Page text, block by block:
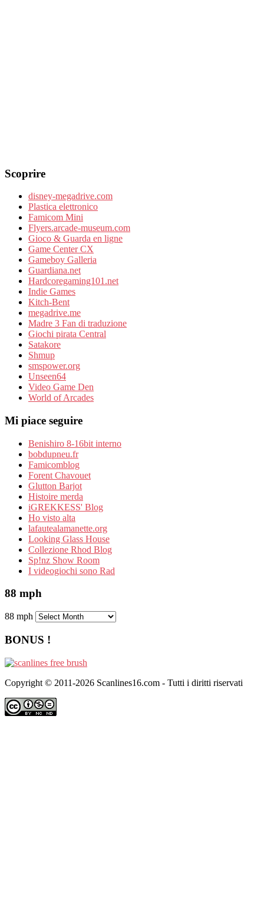
Scoprire
disney-megadrive.com
Plastica elettronico
Famicom Mini
Flyers.arcade-museum.com
Gioco & Guarda en ligne
Game Center CX
Gameboy Galleria
Guardiana.net
Hardcoregaming101.net
Indie Games
Kitch-Bent
megadrive.me
Madre 3 Fan di traduzione
Giochi pirata Central
Satakore
Shmup
smspower.org
Unseen64
Video Game Den
World of Arcades
Mi piace seguire
Benishiro 8-16bit interno
bobdupneu.fr
Famicomblog
Forent Chavouet
Glutton Barjot
Histoire merda
iGREKKESS' Blog
Ho visto alta
lafautealamanette.org
Looking Glass House
Collezione Rhod Blog
Sp!nz Show Room
I videogiochi sono Rad
88 mph
88 mph
BONUS !
Copyright © 2011-2026 Scanlines16.com - Tutti i diritti riservati